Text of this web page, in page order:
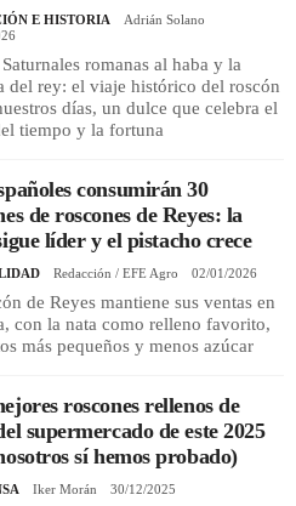
E HISTORIA
Adrián Solano
romanas al haba y la
del rey: el viaje histórico del roscón
días, un dulce que celebra el
tiempo y la fortuna
consumirán 30
de roscones de Reyes: la
líder y el pistacho crece
Redacción / EFE Agro 02/01/2026
de Reyes mantiene sus ventas en
con la nata como relleno favorito,
más pequeños y menos azúcar
roscones rellenos de
supermercado de este 2025
sí hemos probado)
Iker Morán 30/12/2025